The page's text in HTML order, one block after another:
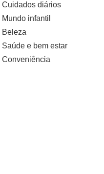
Cuidados diários
Mundo infantil
Beleza
Saúde e bem estar
Conveniência